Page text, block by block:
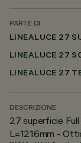
PARTE DI
LINEALUCE 27
LINEALUCE 27
LINEALUCE 27
DESCRIZIONE
27 superficie
L=1216mm -